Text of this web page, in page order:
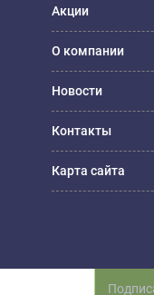
Акции
О компании
Новости
Контакты
Карта сайта